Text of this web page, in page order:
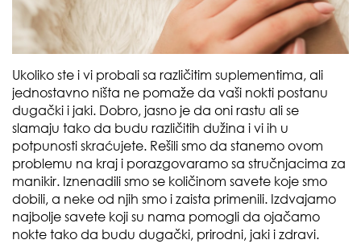
Ukoliko ste i vi probali sa različitim suplementima, ali
jednostavno ništa ne pomaže da vaši nokti postanu
dugački i jaki. Dobro, jasno je da oni rastu ali se
slamaju tako da budu različitih dužina i vi ih u
potpunosti skraćujete. Rešili smo da stanemo ovom
problemu na kraj i porazgovaramo sa stručnjacima za
manikir. Iznenadili smo se količinom savete koje smo
dobili, a neke od njih smo i zaista primenili. Izdvajamo
najbolje savete koji su nama pomogli da ojačamo
nokte tako da budu dugački, prirodni, jaki i zdravi.